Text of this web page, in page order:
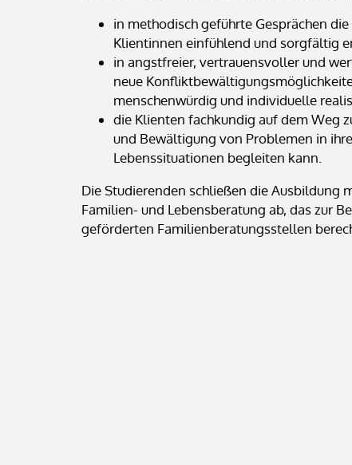
in methodisch geführte Gesprächen
Klientinnen einfühlend und sorgfältig
in angstfreier, vertrauensvoller und
neue
menschenwürdig und individuelle
die Klienten fachkundig auf dem Weg
und Bewältigung von Problemen in
Lebenssituationen begleiten kann.
Die Studierenden schließen die Ausbildung
Familien- und Lebensberatung ab, das zur
geförderten Familienberatungsstellen